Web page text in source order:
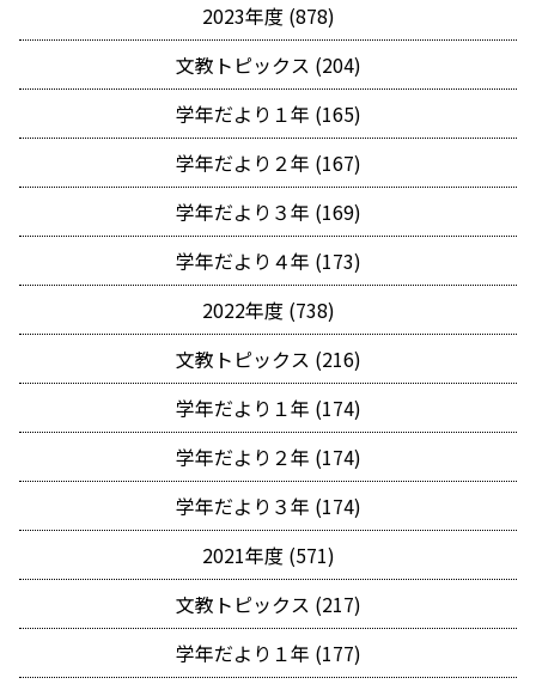
2023年度 (878)
文教トピックス (204)
学年だより１年 (165)
学年だより２年 (167)
学年だより３年 (169)
学年だより４年 (173)
2022年度 (738)
文教トピックス (216)
学年だより１年 (174)
学年だより２年 (174)
学年だより３年 (174)
2021年度 (571)
文教トピックス (217)
学年だより１年 (177)